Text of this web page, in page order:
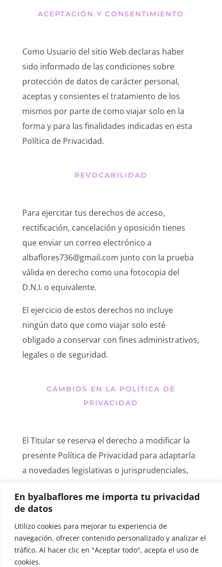
En byalbaflores me importa tu privacidad
de datos
Utilizo cookies para mejorar tu experiencia de
navegación, ofrecer contenido personalizado y analizar el
tráfico. Al hacer clic en "Aceptar todo", acepta el uso de
cookies.
ACEPTACIÓN Y CONSENTIMIENTO
Como Usuario del sitio Web declaras haber
sido informado de las condiciones sobre
protección de datos de carácter personal,
aceptas y consientes el tratamiento de los
mismos por parte de como viajar solo en la
forma y para las finalidades indicadas en esta
Política de Privacidad.
REVOCABILIDAD
Para ejercitar tus derechos de acceso,
rectificación, cancelación y oposición tienes
que enviar un correo electrónico a
albaflores736@gmail.com junto con la prueba
válida en derecho como una fotocopia del
D.N.I. o equivalente.
El ejercicio de estos derechos no incluye
ningún dato que como viajar solo esté
obligado a conservar con fines administrativos,
legales o de seguridad.
CAMBIOS EN LA POLÍTICA DE
PRIVACIDAD
El Titular se reserva el derecho a modificar la
presente Política de Privacidad para adaptarla
a novedades legislativas o jurisprudenciales,
Estas políticas estarán vigentes hasta que sean
modificadas por otras debidamente
publicadas.